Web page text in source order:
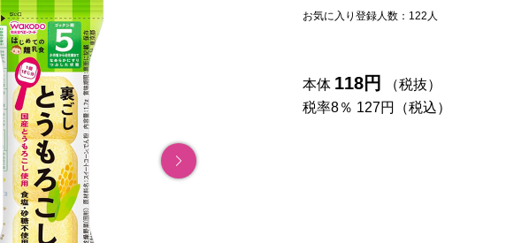
お気に入り登録人数：122人
本体 118円
（税抜）
税率8％ 127円（税込）